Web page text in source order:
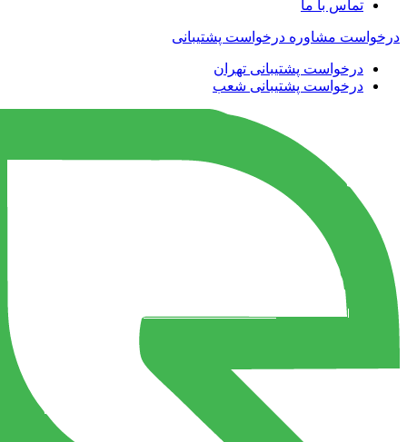
تماس با ما
درخواست مشاوره درخواست پشتیبانی
درخواست پشتیبانی تهران
درخواست پشتیبانی شعب